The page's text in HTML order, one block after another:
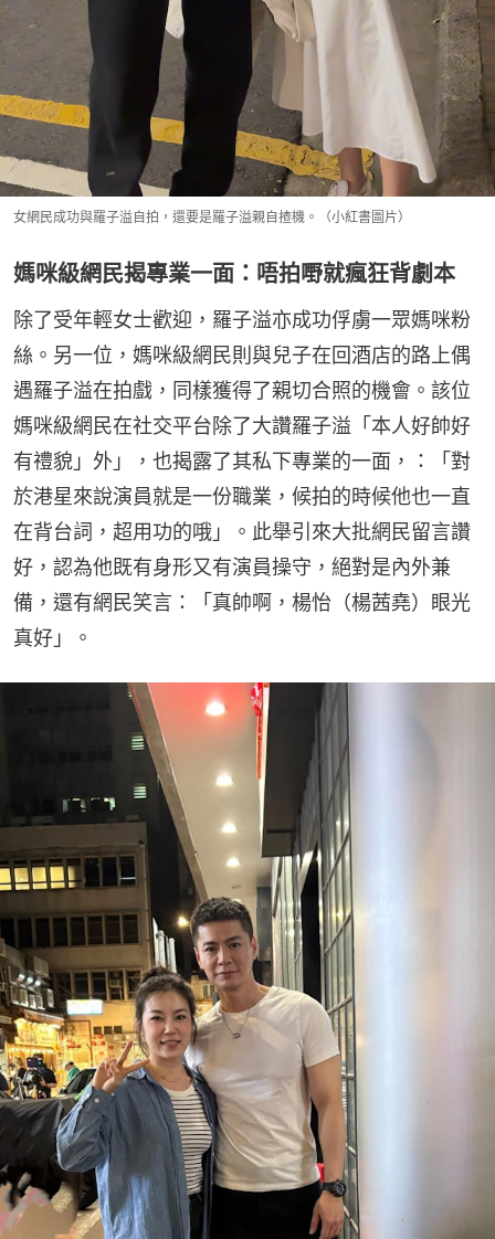
女網民成功與羅子溢自拍，還要是羅子溢親自揸機。（小紅書圖片）
媽咪級網民揭專業一面：唔拍嘢就瘋狂背劇本
除了受年輕女士歡迎，羅子溢亦成功俘虜一眾媽咪粉
絲。另一位，媽咪級網民則與兒子在回酒店的路上偶
遇羅子溢在拍戲，同樣獲得了親切合照的機會。該位
媽咪級網民在社交平台除了大讚羅子溢「本人好帥好
有禮貌」外」，也揭露了其私下專業的一面，：「對
於港星來說演員就是一份職業，候拍的時候他也一直
在背台詞，超用功的哦」。此舉引來大批網民留言讚
好，認為他既有身形又有演員操守，絕對是內外兼
備，還有網民笑言：「真帥啊，楊怡（楊茜堯）眼光
真好」。